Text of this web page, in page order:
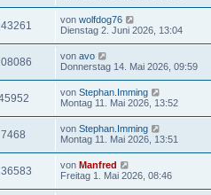
von wolfdog76
Dienstag 2. Juni 2026, 13:04
von avo
Donnerstag 14. Mai 2026, 09:59
von Stephan.Imming
Montag 11. Mai 2026, 13:52
7468 von Stephan.Imming
Montag 11. Mai 2026, 13:51
von Manfred
Freitag 1. Mai 2026, 08:46